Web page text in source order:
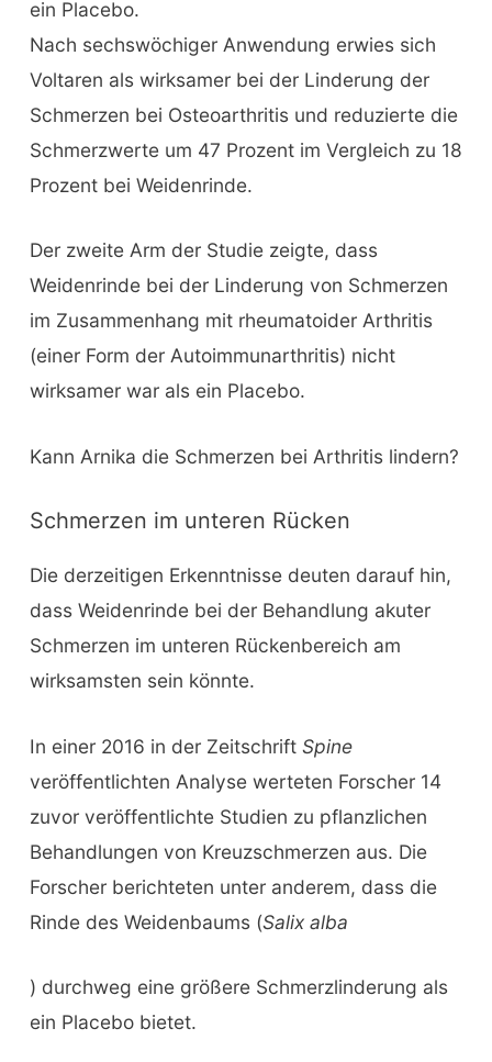
ein Placebo.
Nach sechswöchiger Anwendung erwies sich
Voltaren als wirksamer bei der Linderung der
Schmerzen bei Osteoarthritis und reduzierte die
Schmerzwerte um 47 Prozent im Vergleich zu 18
Prozent bei Weidenrinde.
Der zweite Arm der Studie zeigte, dass
Weidenrinde bei der Linderung von Schmerzen
im Zusammenhang mit rheumatoider Arthritis
(einer Form der Autoimmunarthritis) nicht
wirksamer war als ein Placebo.
Kann Arnika die Schmerzen bei Arthritis lindern?
Schmerzen im unteren Rücken
Die derzeitigen Erkenntnisse deuten darauf hin,
dass Weidenrinde bei der Behandlung akuter
Schmerzen im unteren Rückenbereich am
wirksamsten sein könnte.
In einer 2016 in der Zeitschrift Spine
veröffentlichten Analyse werteten Forscher 14
zuvor veröffentlichte Studien zu pflanzlichen
Behandlungen von Kreuzschmerzen aus. Die
Forscher berichteten unter anderem, dass die
Rinde des Weidenbaums (Salix alba
) durchweg eine größere Schmerzlinderung als
ein Placebo bietet.